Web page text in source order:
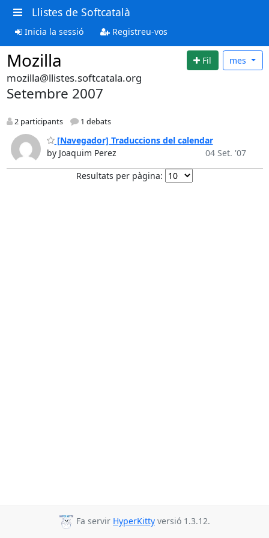
Llistes de Softcatalà
Inicia la sessió Registreu-vos
Mozilla Fil mes
mozilla@llistes.softcatala.org
Setembre 2007
2 participants 1 debats
[Navegador] Traduccions del calendar
by Joaquim Perez
04 Set. '07
Resultats per pàgina:
Fa servir HyperKitty versió 1.3.12.